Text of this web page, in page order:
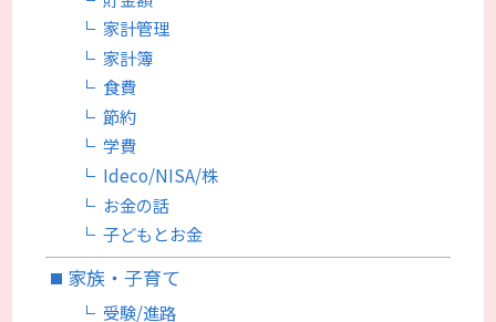
家計管理
家計簿
食費
節約
学費
Ideco/NISA/株
お金の話
子どもとお金
家族・子育て
受験/進路